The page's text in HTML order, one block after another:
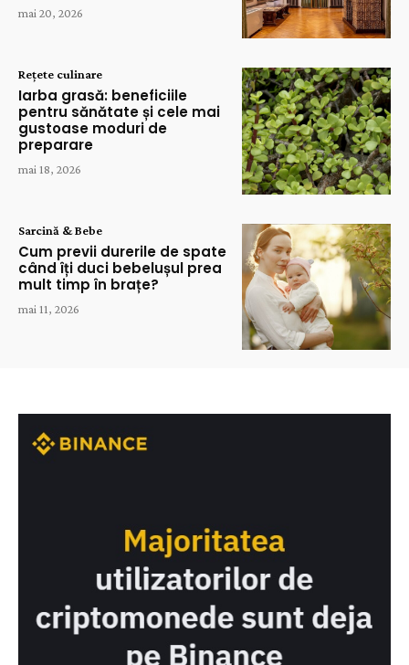
mai 20, 2026
Rețete culinare
Iarba grasă: beneficiile
pentru sănătate și cele mai
gustoase moduri de
preparare
mai 18, 2026
Sarcină & Bebe
Cum previi durerile de spate
când îți duci bebelușul prea
mult timp în brațe?
mai 11, 2026